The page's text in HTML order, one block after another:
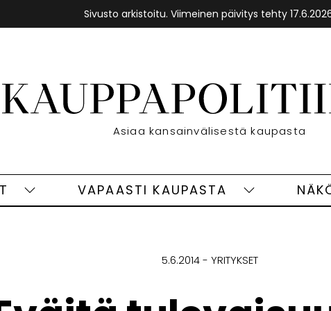
Sivusto arkistoitu. Viimeinen päivitys tehty
Etusivu
Asiaa kansainvälisestä kaupasta
Alueet
VAPAASTI KAUPASTA
Vapaasti
5.6.2014 YRITYKSET